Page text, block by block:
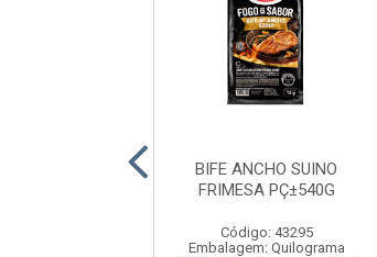
BIFE ANCHO SUINO
FRIMESA PÇ±540G
Código: 43295
Embalagem: Quilograma